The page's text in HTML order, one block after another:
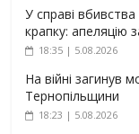
У справі
крапку: апеляцію
18:35 | 5.08.2026
На війні загинув
Тернопільщини
18:23 | 5.08.2026